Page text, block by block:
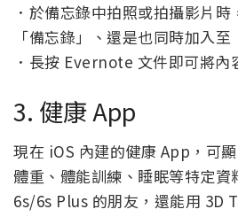
．於備忘錄中拍照或拍攝影片
「備忘錄」、還是也同時加入至
．長按 Evernote 文件即可將內
3. 健康 App
現在 iOS 內建的健康 App，可
體重、體能訓練、睡眠等特定
6s/6s Plus 的朋友，還能用 3D